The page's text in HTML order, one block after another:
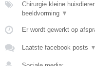
Chirurgie kleine
beeldvorming ▼
Er wordt gewerkt op
Laatste facebook posts ▼